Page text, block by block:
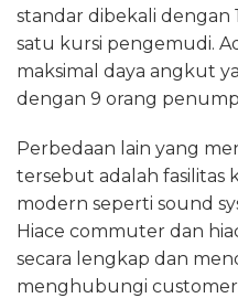
standar dibekali dengan
satu kursi pengemudi.
maksimal daya angkut
dengan 9 orang
Perbedaan lain yang
tersebut adalah fasilitas
modern seperti sound
Hiace commuter dan
secara lengkap dan
menghubungi